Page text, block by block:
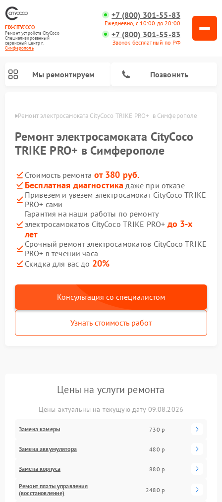
FIX-CITYCOCO
Ремонт устройств CityCoco
Специализированный
cервисный центр г.
Симферополь
+7 (800) 301-55-83
Ежедневно, с 10:00 до 20:00
+7 (800) 301-55-83
Звонок бесплатный по РФ
Мы ремонтируем Позвонить
Ремонт электросамоката CityCoco TRIKE PRO+  в Симферополе
Ремонт электросамоката CityCoco
TRIKE PRO+ в Симферополе
Стоимость ремонта от 380 руб.
Бесплатная диагностика даже при отказе
Привезем и увезем электросамокат CityCoco TRIKE
PRO+ сами
Гарантия на наши работы по ремонту
электросамокатов CityCoco TRIKE PRO+ до 3-х
лет
Срочный ремонт электросамокатов CityCoco TRIKE
PRO+ в течении часа
Скидка для вас до 20%
Консультация со специалистом
Узнать стоимость работ
Цены на услуги ремонта
Цены актуальны на текущую дату 09.08.2026
Замена камеры 730 р
Замена аккумулятора 480 р
Замена корпуса 880 р
Ремонт платы управления
(восстановление)
2480 р